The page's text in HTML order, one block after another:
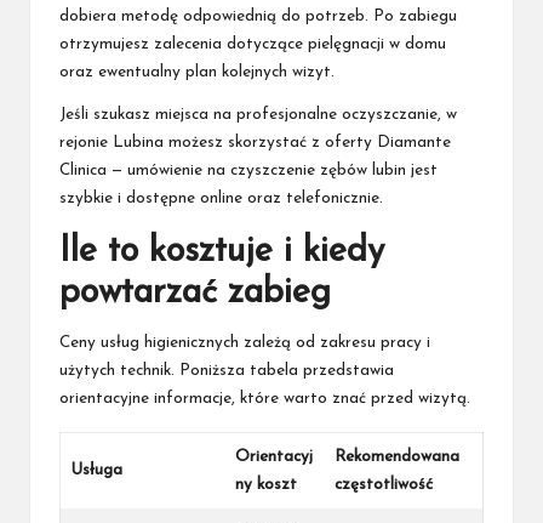
dobiera metodę odpowiednią do potrzeb. Po zabiegu
otrzymujesz zalecenia dotyczące pielęgnacji w domu
oraz ewentualny plan kolejnych wizyt.
Jeśli szukasz miejsca na profesjonalne oczyszczanie, w
rejonie Lubina możesz skorzystać z oferty Diamante
Clinica — umówienie na czyszczenie zębów lubin jest
szybkie i dostępne online oraz telefonicznie.
Ile to kosztuje i kiedy
powtarzać zabieg
Ceny usług higienicznych zależą od zakresu pracy i
użytych technik. Poniższa tabela przedstawia
orientacyjne informacje, które warto znać przed wizytą.
Usługa
Orientacyj
ny koszt
Rekomendowana
częstotliwość